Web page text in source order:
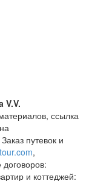
V.V.
ссылка
Заказ путевок и
,
и коттеджей: